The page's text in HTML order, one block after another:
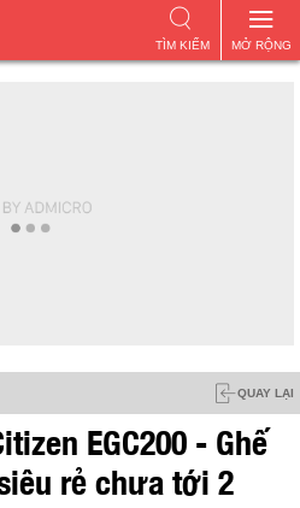
MỞ RỘNG
TÌM KIẾM
QUAY LẠI
EGC200 - Ghế
rẻ chưa tới 2